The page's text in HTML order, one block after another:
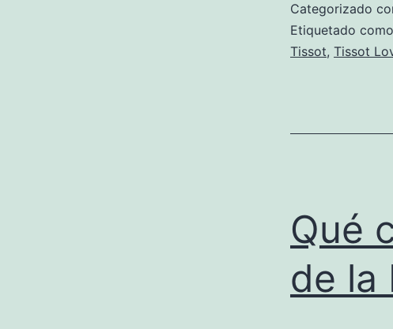
Categorizado
Etiquetado como
Tissot, Tissot
Qué
de la